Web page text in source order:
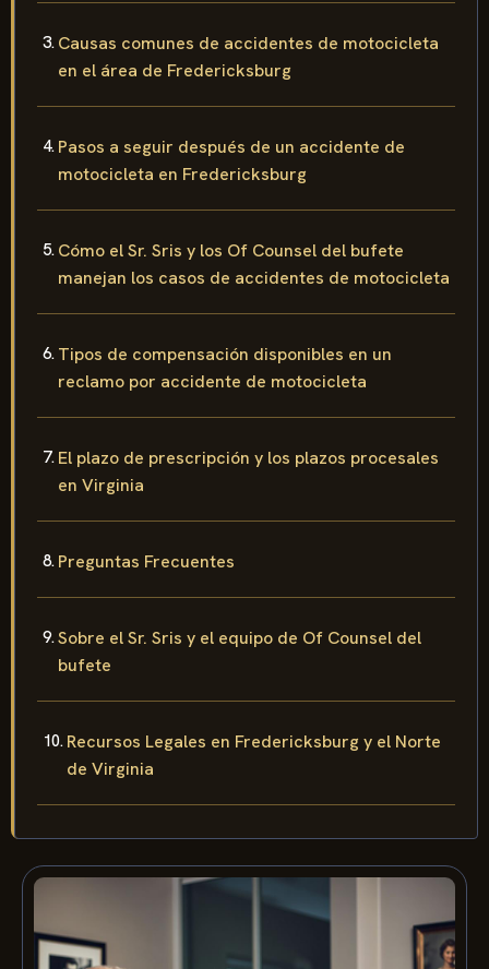
Causas comunes de accidentes de motocicleta
en el área de Fredericksburg
Pasos a seguir después de un accidente de
motocicleta en Fredericksburg
Cómo el Sr. Sris y los Of Counsel del bufete
manejan los casos de accidentes de motocicleta
Tipos de compensación disponibles en un
reclamo por accidente de motocicleta
El plazo de prescripción y los plazos procesales
en Virginia
Preguntas Frecuentes
Sobre el Sr. Sris y el equipo de Of Counsel del
bufete
Recursos Legales en Fredericksburg y el Norte
de Virginia